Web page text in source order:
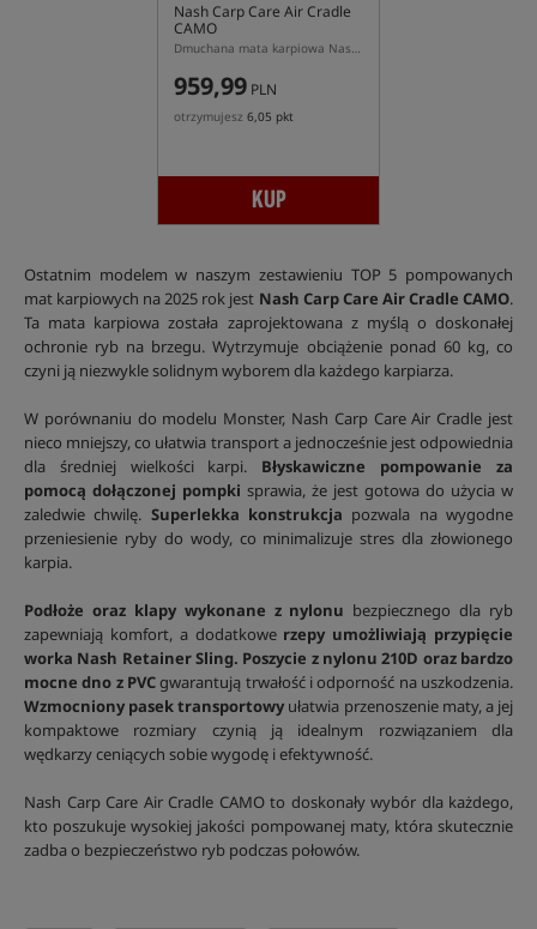
Nash Carp Care Air Cradle
CAMO
Dmuchana mata karpiowa Nash w kolorze kamuflażu
959,99 PLN
otrzymujesz 6,05 pkt
KUP
Ostatnim modelem w naszym zestawieniu TOP 5 pompowanych
mat karpiowych na 2025 rok jest Nash Carp Care Air Cradle CAMO.
Ta mata karpiowa została zaprojektowana z myślą o doskonałej
ochronie ryb na brzegu. Wytrzymuje obciążenie ponad 60 kg, co
czyni ją niezwykle solidnym wyborem dla każdego karpiarza.
W porównaniu do modelu Monster, Nash Carp Care Air Cradle jest
nieco mniejszy, co ułatwia transport a jednocześnie jest odpowiednia
dla średniej wielkości karpi. Błyskawiczne pompowanie za
pomocą dołączonej pompki sprawia, że jest gotowa do użycia w
zaledwie chwilę. Superlekka konstrukcja pozwala na wygodne
przeniesienie ryby do wody, co minimalizuje stres dla złowionego
karpia.
Podłoże oraz klapy wykonane z nylonu bezpiecznego dla ryb
zapewniają komfort, a dodatkowerzepy umożliwiają przypięcie
worka Nash Retainer Sling. Poszycie z nylonu 210D oraz bardzo
mocne dno z PVCgwarantują trwałość i odporność na uszkodzenia.
Wzmocniony pasek transportowy ułatwia przenoszenie maty, a jej
kompaktowe rozmiary czynią ją idealnym rozwiązaniem dla
wędkarzy ceniących sobie wygodę i efektywność.
Nash Carp Care Air Cradle CAMO to doskonały wybór dla każdego,
kto poszukuje wysokiej jakości pompowanej maty, która skutecznie
zadba o bezpieczeństwo ryb podczas połowów.